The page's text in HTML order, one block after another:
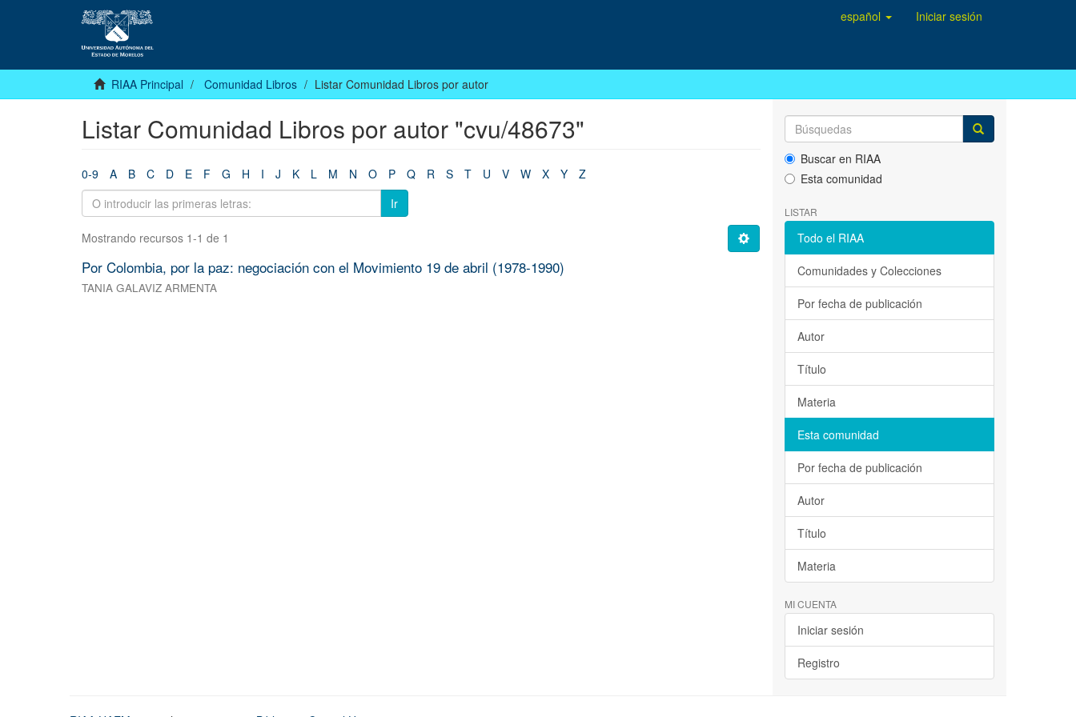
español Iniciar sesión
RIAA Principal Comunidad Libros Listar Comunidad Libros por autor
Listar Comunidad Libros por autor "cvu/48673"
0-9 A B C D E F G H I J K L M N O P Q R S T U V W X Y
Z
Ir
Mostrando recursos 1-1 de 1
Por Colombia, por la paz: negociación con el Movimiento 19 de abril (1978-1990)
TANIA GALAVIZ ARMENTA
Buscar en RIAA
Esta comunidad
LISTAR
Todo el RIAA
Comunidades y Colecciones
Por fecha de publicación
Autor
Título
Materia
Esta comunidad
Por fecha de publicación
Autor
Título
Materia
MI CUENTA
Iniciar sesión
Registro